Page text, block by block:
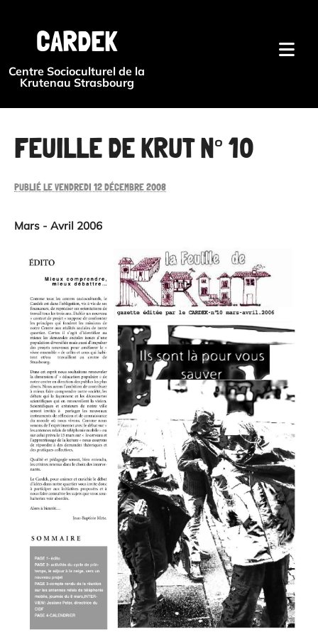
CARDEK
Centre Socioculturel de la
Krutenau Strasbourg
FEUILLE DE KRUT N° 10
PUBLIÉ LE VENDREDI 12 DÉCEMBRE 2008
Mars - Avril 2006